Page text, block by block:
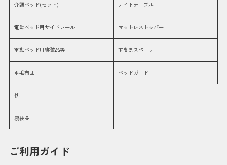
介護ベッド(セット)
電動ベッド用サイドレール
電動ベッド用寝装品等
羽毛布団
枕
寝装品
ナイトテーブル
マットレストッパー
すきまスペーサー
ベッドガード
ご利用ガイド